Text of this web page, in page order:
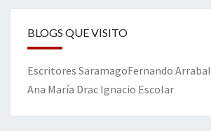
BLOGS QUE VISITO
Escritores SaramagoFernando Arrabal
Ana María Drac Ignacio Escolar